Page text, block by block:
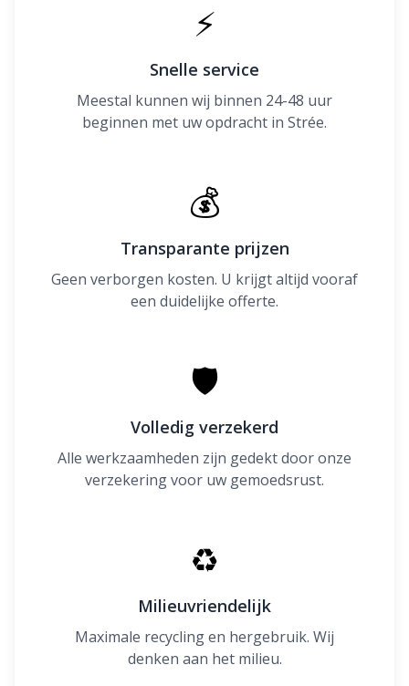
⚡
Snelle service
Meestal kunnen wij binnen 24-48 uur
beginnen met uw opdracht in Strée.
💰
Transparante prijzen
Geen verborgen kosten. U krijgt altijd vooraf
een duidelijke offerte.
🛡
Volledig verzekerd
Alle werkzaamheden zijn gedekt door onze
verzekering voor uw gemoedsrust.
♻
Milieuvriendelijk
Maximale recycling en hergebruik. Wij
denken aan het milieu.